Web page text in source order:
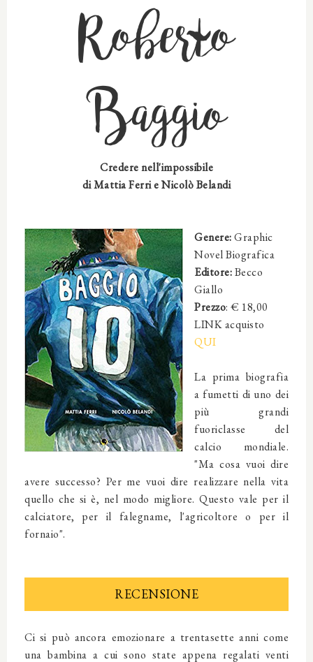
Roberto
Baggio
Credere nell'impossibile
di Mattia Ferri e Nicolò Belandi
Genere:Graphic
NovelBiografica
Editore:Becco
Giallo
Prezzo: € 18,00
LINK acquisto
QUI
La prima biografia
a fumetti di uno dei
più grandi
fuoriclasse del
calcio mondiale.
"Ma cosa vuoi dire
avere successo? Per me vuoi dire realizzare nella vita
quello che si è, nel modo migliore. Questo vale per il
calciatore, per il falegname, l'agricoltore o per il
fornaio".
RECENSIONE
Ci si può ancora emozionare a trentasette anni come
una bambina a cui sono state appena regalati venti